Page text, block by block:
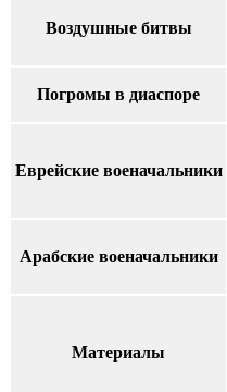
Воздушные битвы
Погромы в диаспоре
Еврейские военачальники
Арабские военачальники
Материалы